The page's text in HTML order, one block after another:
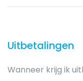
Uitbetalingen
Wanneer krijg ik